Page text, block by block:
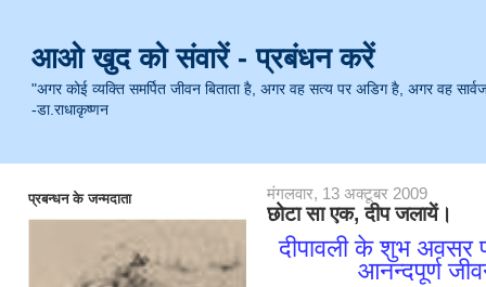
आओ खुद को संवारें - प्रबंधन करें
"अगर कोई व्यक्ति समर्पित जीवन बिताता है, अगर वह सत्य पर अडिग है, अगर वह
-डा.राधाकृष्णन
प्रबन्धन के जन्मदाता मंगलवार, 13 अक्टूबर 2009
छोटा सा एक, दीप जलायें।
दीपावली के शुभ अवसर
आनन्दपूर्ण